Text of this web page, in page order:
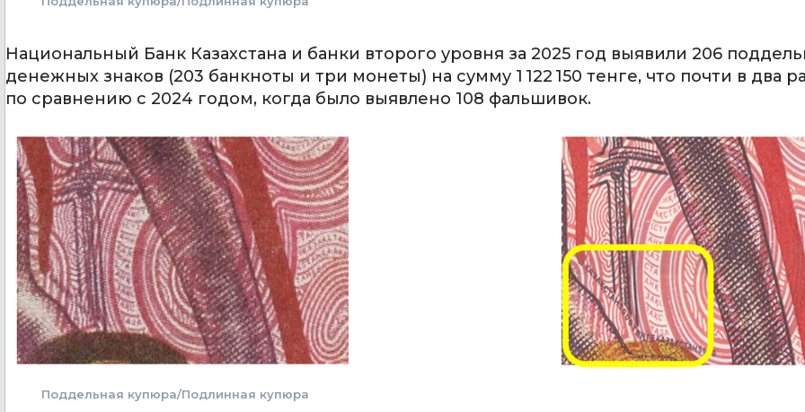
Национальный Банк Казахстана и банки второго уровня за 2025 год выявили 206
денежных знаков (203 банкноты и три монеты) на сумму 1 122 150 тенге, что почти в два
по сравнению с 2024 годом, когда было выявлено 108 фальшивок.
Поддельная купюра/Подлинная купюра